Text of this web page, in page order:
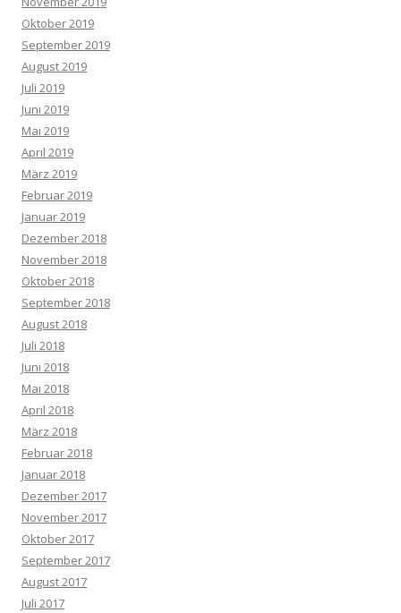
Oktober 2019
September 2019
August 2019
Juli 2019
Juni 2019
Mai 2019
April 2019
März 2019
Februar 2019
Januar 2019
Dezember 2018
November 2018
Oktober 2018
September 2018
August 2018
Juli 2018
Juni 2018
Mai 2018
April 2018
März 2018
Februar 2018
Januar 2018
Dezember 2017
November 2017
Oktober 2017
September 2017
August 2017
Juli 2017